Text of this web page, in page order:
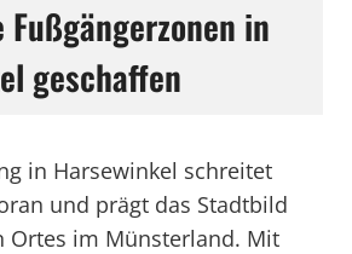
Fußgängerzonen in
geschaffen
in Harsewinkel schreitet
und prägt das Stadtbild
Ortes im Münsterland. Mit